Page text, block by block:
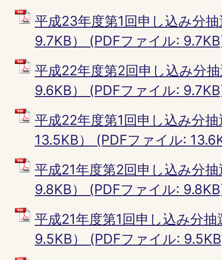
平成23年度第1回申し込み分
9.7KB） (PDFファイル:
平成22年度第2回申し込み分
9.6KB） (PDFファイル:
平成22年度第1回申し込み分
13.5KB） (PDFファイル:
平成21年度第2回申し込み分
9.8KB） (PDFファイル:
平成21年度第1回申し込み分抽
9.5KB） (PDFファイル: